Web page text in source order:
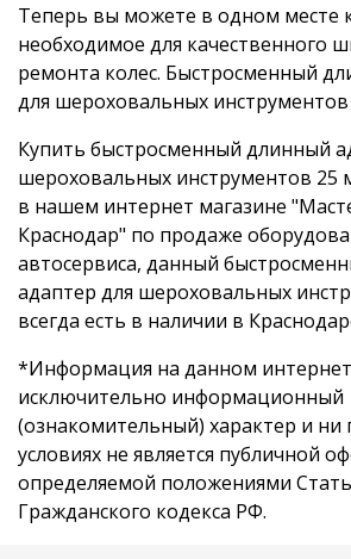
Теперь вы можете в одном месте
необходимое для качественного
ремонта колес. Быстросменный
для шероховальных
Купить быстросменный длинный
шероховальных инструментов 25
в нашем интернет магазине
Краснодар" по продаже
автосервиса, данный
адаптер для шероховальных
всегда есть в наличии в
*Информация на данном
исключительно информационный
(ознакомительный) характер и ни
условиях не является публичной
определяемой положениями
Гражданского кодекса РФ.